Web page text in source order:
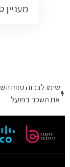
מעניין
שימו לב: זה טווח
את השכר בפועל.